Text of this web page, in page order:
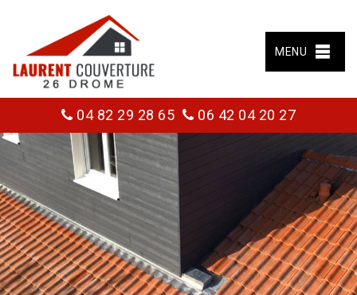
MENU
04 82 29 28 65 06 42 04 20 27